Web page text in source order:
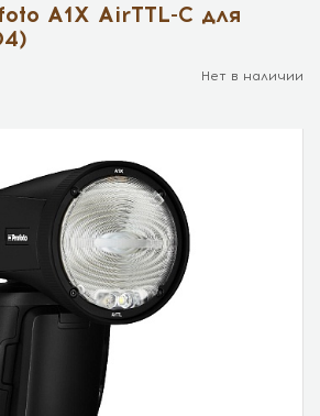
A1X AirTTL-C для
Нет в наличии